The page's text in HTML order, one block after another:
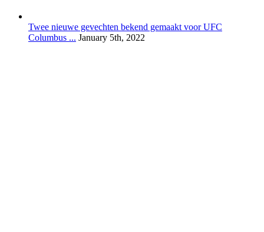
Twee nieuwe gevechten bekend gemaakt voor UFC
Columbus ... January 5th, 2022